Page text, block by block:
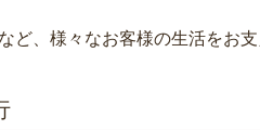
ど、様々なお客様の生活をお支